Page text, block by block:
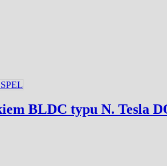
BLDC typu N. Tesla